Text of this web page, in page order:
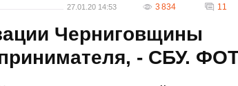
27.01.20 14:53 3 834 11
Черниговщины
- СБУ.